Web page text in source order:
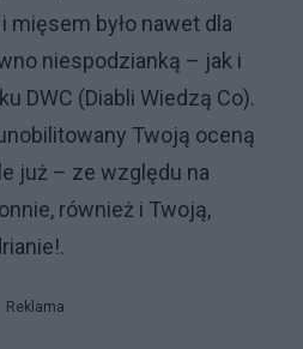
mięsem było nawet dla
niespodzianką – jak i
DWC (Diabli Wiedzą Co).
Twoją oceną
już – ze względu na
również i Twoją,
Reklama